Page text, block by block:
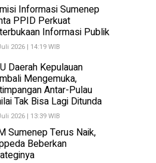
Informasi Sumenep
PPID Perkuat
Informasi Publik
2026 | 14:19 WIB
Daerah Kepulauan
Mengemuka,
Antar-Pulau
Tak Bisa Lagi Ditunda
2026 | 13:39 WIB
Sumenep Terus Naik,
Beberkan